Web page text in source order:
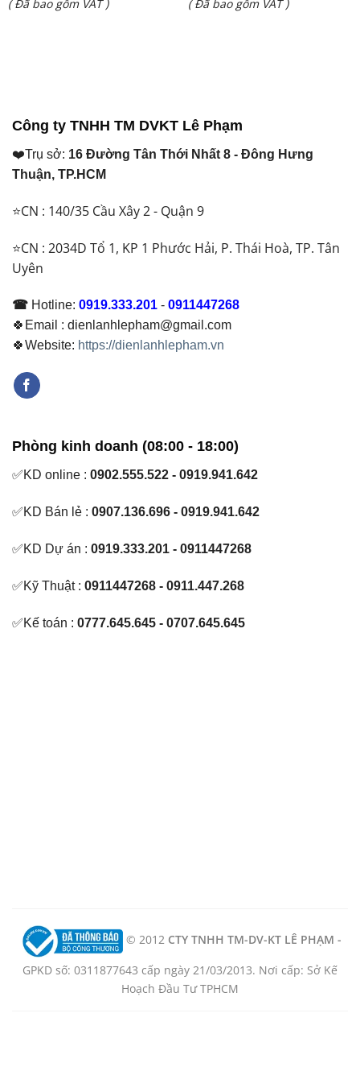
là:
( Đã bao gồm VAT )
là:
( Đã bao gồm VAT )
Công ty TNHH TM DVKT Lê Phạm
❤️Trụ sở: 16 Đường Tân Thới Nhất 8 - Đông Hưng
Thuận, TP.HCM
⭐CN : 140/35 Cầu Xây 2 - Quận 9
⭐CN : 2034D Tổ 1, KP 1 Phước Hải, P. Thái Hoà, TP. Tân
Uyên
☎ Hotline: 0919.333.201 - 0911447268
🍀Email : dienlanhlepham@gmail.com
🍀Website: https://dienlanhlepham.vn
Phòng kinh doanh (08:00 - 18:00)
✅KD online : 0902.555.522 - 0919.941.642
✅KD Bán lẻ : 0907.136.696 - 0919.941.642
✅KD Dự án : 0919.333.201 - 0911447268
✅Kỹ Thuật : 0911447268 - 0911.447.268
✅Kế toán : 0777.645.645 - 0707.645.645
© 2012 CTY TNHH TM-DV-KT LÊ PHẠM -
GPKD số: 0311877643 cấp ngày 21/03/2013. Nơi cấp: Sở Kế
Hoạch Đầu Tư TPHCM